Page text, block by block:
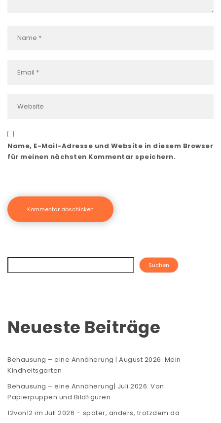
Name, E-Mail-Adresse und Website in diesem Browser
für meinen nächsten Kommentar speichern.
Suchen
Neueste Beiträge
Behausung – eine Annäherung | August 2026: Mein
Kindheitsgarten
Behausung – eine Annäherung| Juli 2026: Von
Papierpuppen und Bildfiguren
12von12 im Juli 2026 – später, anders, trotzdem da